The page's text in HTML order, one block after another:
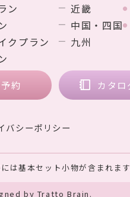
ン
クプラン
近畿
中国・四国
九州
約 カタロ
バシーポリシー
基本セット小物が含まれま
by Tratto Brain .